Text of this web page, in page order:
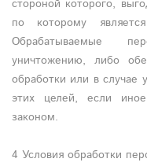
стороной которого,
по которому
Обрабатываемые
уничтожению, либо
обработки или в случае
этих целей, если
законом.
4 Условия обработки